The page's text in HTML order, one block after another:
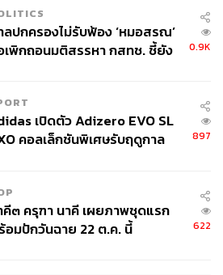
มตามปัญหาได้อย่างตรงไปตรงมา
ะมีประสิทธิภาพสูงสุด
ลปกครองไม่รับฟ้อง ‘หมอสรณ’
เพิกถอนมติสรรหา กสทช. ชี้ยัง
0.9K
เปิดตัว Adizero EVO SL
คอลเล็กชันพิเศษรับฤดูกาล
897
คี๓ ครุฑา นาคี เผยภาพชุดแรก
อมปักวันฉาย 22 ต.ค. นี้
622